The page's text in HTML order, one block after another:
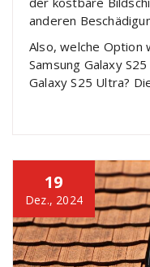
anderen
Also, welche Option
Samsung Galaxy
Galaxy S25 Ultra?
19
Dez., 2024